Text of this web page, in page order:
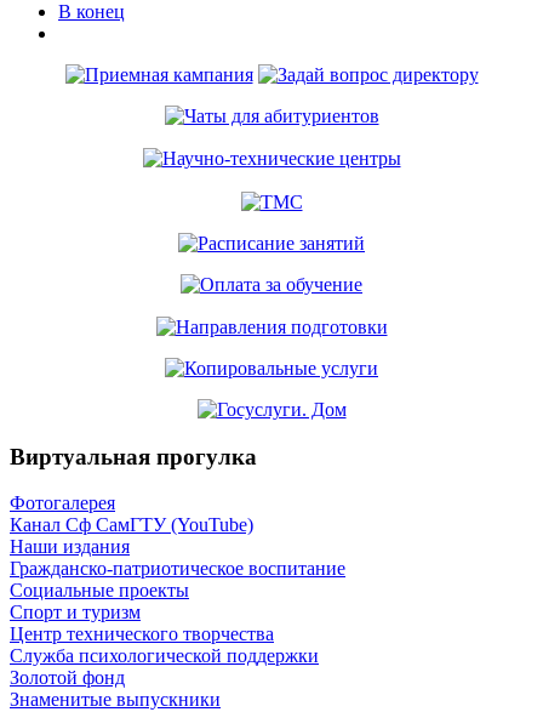
В конец
Виртуальная прогулка
Фотогалерея
Канал Сф СамГТУ (YouTube)
Наши издания
Гражданско-патриотическое воспитание
Социальные проекты
Спорт и туризм
Центр технического творчества
Служба психологической поддержки
Золотой фонд
Знаменитые выпускники